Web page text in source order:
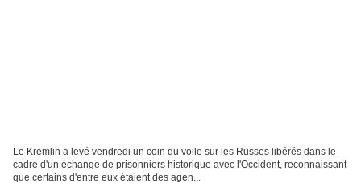
Le Kremlin a levé vendredi un coin du voile sur les Russes libérés dans le
cadre d'un échange de prisonniers historique avec l'Occident, reconnaissant
que certains d'entre eux étaient des agen...